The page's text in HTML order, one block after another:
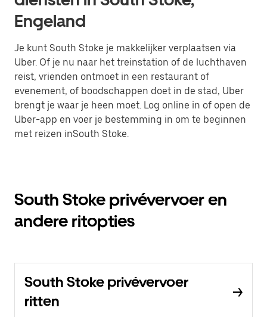
Engeland
Je kunt South Stoke je makkelijker verplaatsen via
Uber. Of je nu naar het treinstation of de luchthaven
reist, vrienden ontmoet in een restaurant of
evenement, of boodschappen doet in de stad, Uber
brengt je waar je heen moet. Log online in of open de
Uber-app en voer je bestemming in om te beginnen
met reizen inSouth Stoke.
South Stoke privévervoer en
andere ritopties
South Stoke privévervoer
ritten